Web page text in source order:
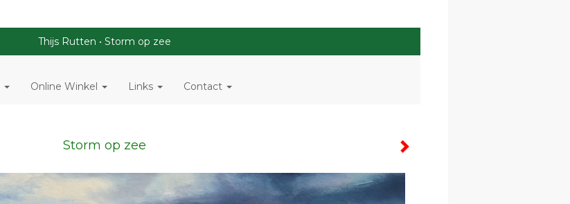
Thijs Rutten Storm op zee
Online Winkel Links Contact
Storm op zee